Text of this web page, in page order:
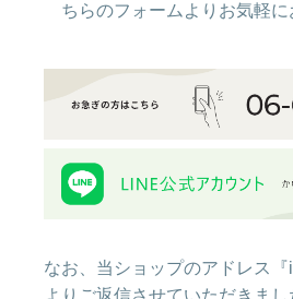
ちらのフォームよりお気軽に
なお、当ショップのアドレス『
よりご返信させていただきまし